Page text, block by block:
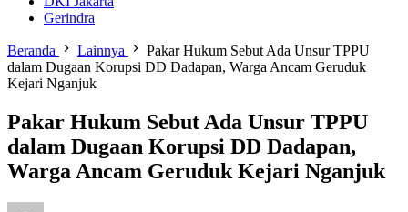
Gerindra
Beranda Lainnya
Pakar Hukum Sebut Ada Unsur TPPU
dalam Dugaan Korupsi DD Dadapan, Warga Ancam Geruduk
Kejari Nganjuk
Pakar Hukum Sebut Ada Unsur TPPU
dalam Dugaan Korupsi DD Dadapan,
Warga Ancam Geruduk Kejari Nganjuk